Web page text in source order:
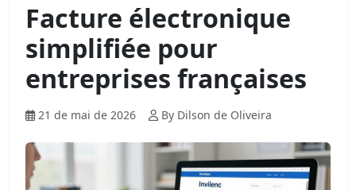
Facture électronique
simplifiée pour
entreprises françaises
21 de mai de 2026 By Dilson de Oliveira